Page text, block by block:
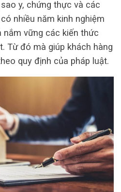
y, chứng thực và các
nhiều năm kinh nghiệm
nắm vững các kiến thức
Từ đó mà giúp khách hàng
quy định của pháp luật.